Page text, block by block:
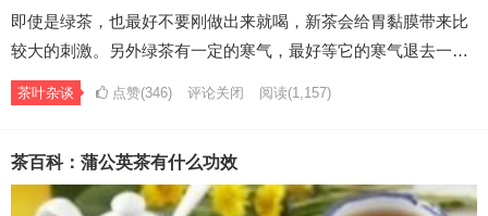
即使是绿茶，也最好不要刚做出来就喝，新茶会给胃黏膜带来比
较大的刺激。另外绿茶有一定的寒气，最好等它的寒气退去一…
茶叶杂谈 点赞(346) 评论关闭 阅读(1,157)
茶百科：蒲公英茶有什么功效